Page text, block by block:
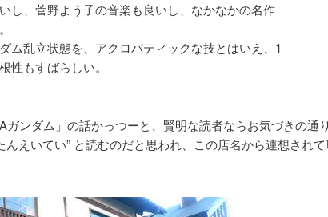
し、菅野よう子の音楽も良いし、なかなかの名作
ム乱立状態を、アクロバティックな技とはいえ、1
性もすばらしい。
ガンダム」の話かっつーと、賢明な読者ならお気づきの通
んえいてい” と読むのだと思われ、この店名から連想され